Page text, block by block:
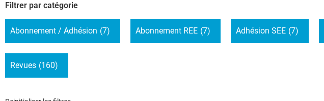
Filtrer par catégorie
Abonnement / Adhésion (7) Abonnement REE (7) Adhésion SEE (7)
Revues (160)